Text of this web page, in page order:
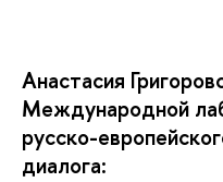
Анастасия
Международной
русско-
диалога: